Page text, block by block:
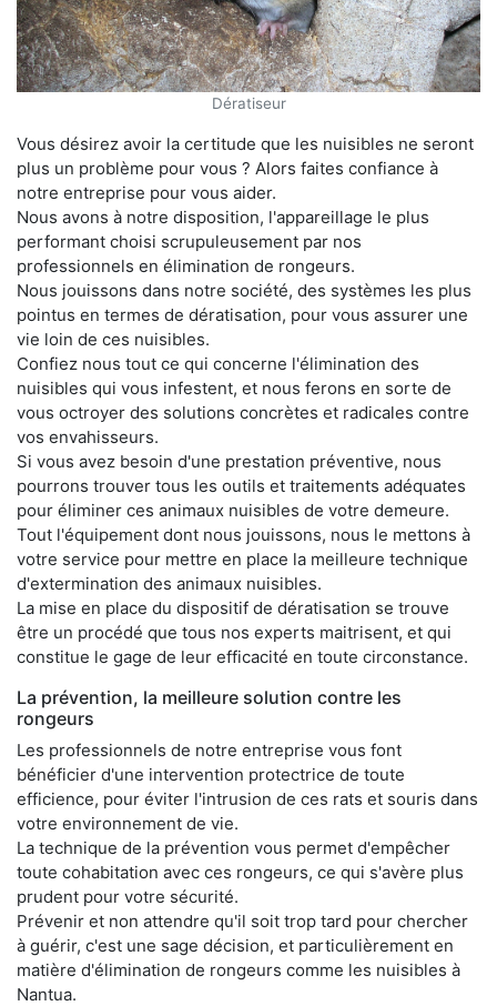
Dératiseur
Vous désirez avoir la certitude que les nuisibles ne seront
plus un problème pour vous ? Alors faites confiance à
notre entreprise pour vous aider.
Nous avons à notre disposition, l'appareillage le plus
performant choisi scrupuleusement par nos
professionnels en élimination de rongeurs.
Nous jouissons dans notre société, des systèmes les plus
pointus en termes de dératisation, pour vous assurer une
vie loin de ces nuisibles.
Confiez nous tout ce qui concerne l'élimination des
nuisibles qui vous infestent, et nous ferons en sorte de
vous octroyer des solutions concrètes et radicales contre
vos envahisseurs.
Si vous avez besoin d'une prestation préventive, nous
pourrons trouver tous les outils et traitements adéquates
pour éliminer ces animaux nuisibles de votre demeure.
Tout l'équipement dont nous jouissons, nous le mettons à
votre service pour mettre en place la meilleure technique
d'extermination des animaux nuisibles.
La mise en place du dispositif de dératisation se trouve
être un procédé que tous nos experts maitrisent, et qui
constitue le gage de leur efficacité en toute circonstance.
La prévention, la meilleure solution contre les
rongeurs
Les professionnels de notre entreprise vous font
bénéficier d'une intervention protectrice de toute
efficience, pour éviter l'intrusion de ces rats et souris dans
votre environnement de vie.
La technique de la prévention vous permet d'empêcher
toute cohabitation avec ces rongeurs, ce qui s'avère plus
prudent pour votre sécurité.
Prévenir et non attendre qu'il soit trop tard pour chercher
à guérir, c'est une sage décision, et particulièrement en
matière d'élimination de rongeurs comme les nuisibles à
Nantua.